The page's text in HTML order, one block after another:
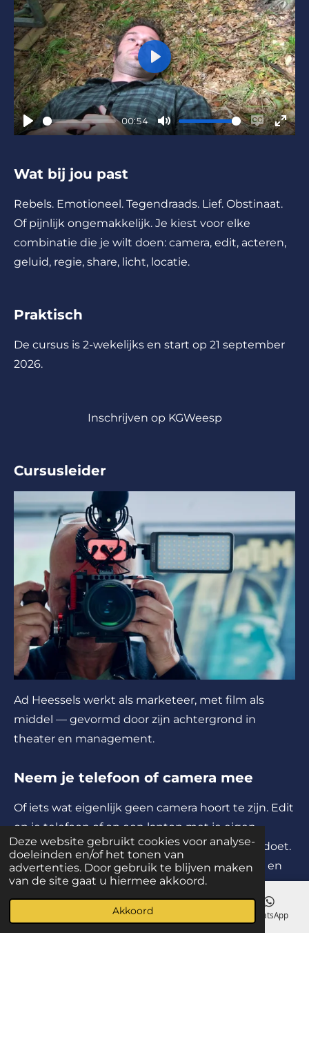
Deze website gebruikt cookies voor analyse-
doeleinden en/of het tonen van
advertenties. Door gebruik te blijven maken
van de site gaat u hiermee akkoord.
Akkoord
P
a
00:54
M
E
l
c
o
E
r
u
r
P
l
a
y
Wat bij jou past
Rebels. Emotioneel. Tegendraads. Lief. Obstinaat.
Of pijnlijk ongemakkelijk. Je kiest voor elke
combinatie die je wilt doen: camera, edit, acteren,
geluid, regie, share, licht, locatie.
Praktisch
De cursus is 2-wekelijks en start op 21 september
2026.
Inschrijven op KGWeesp
Cursusleider
Ad Heessels werkt als marketeer, met film als
middel — gevormd door zijn achtergrond in
theater en management.
Neem je telefoon of camera mee
Of iets wat eigenlijk geen camera hoort te zijn. Edit
op je telefoon of op een laptop met je eigen
software. Ontdek wat beeld, geluid en ritme doet.
En waarom sommige filmpjes blijven hangen en
andere meteen verdwijnen.
Telefoonnummer WhatsApp